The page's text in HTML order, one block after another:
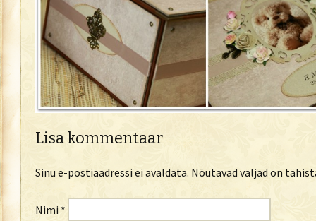
Lisa kommentaar
Sinu e-postiaadressi ei avaldata. Nõutavad väljad on
Nimi *